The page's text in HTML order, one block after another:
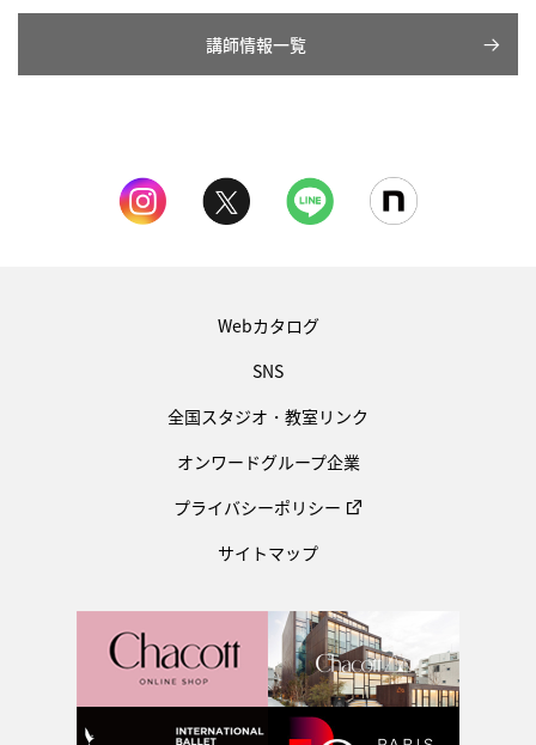
講師情報一覧
Webカタログ
SNS
全国スタジオ・教室リンク
オンワードグループ企業
プライバシーポリシー
サイトマップ